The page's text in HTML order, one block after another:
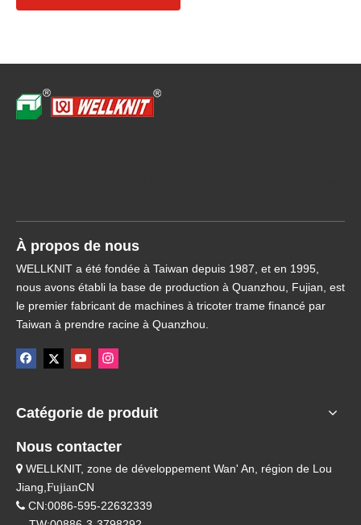
À propos de nous
WELLKNIT a été fondée à Taiwan depuis 1987, et en 1995,
nous avons établi la base de production à Quanzhou, Fujian, est
le premier fabricant de machines à tricoter trame financé par
Taiwan à prendre racine à Quanzhou.
Catégorie de produit
Nous contacter
 WELLKNIT, zone de développement Wan' An, région de Lou
Jiang,FujianCN
 CN:0086-595-22632339